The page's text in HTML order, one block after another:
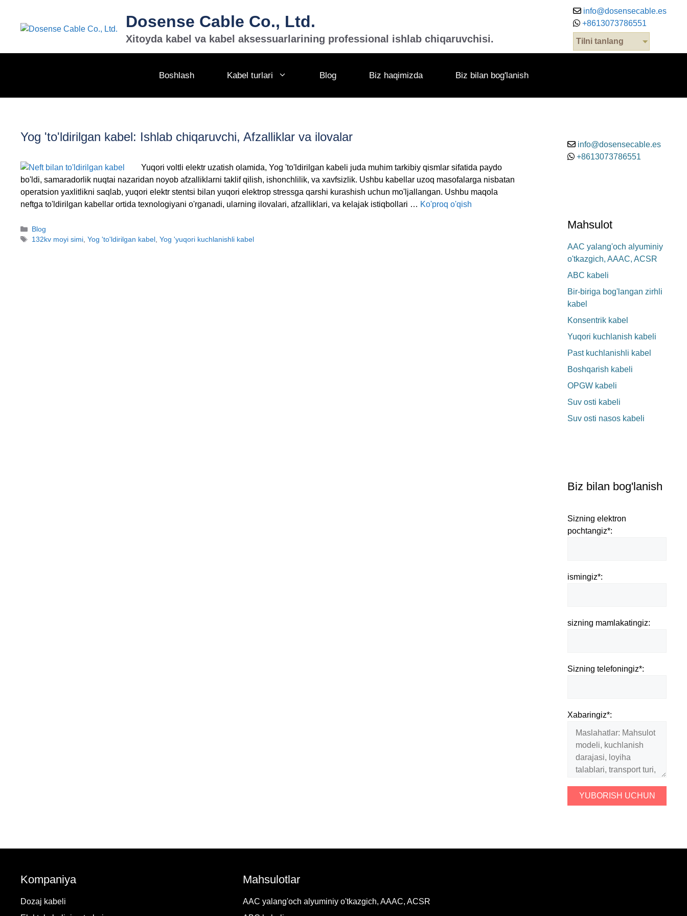
Dosense Cable Co., Ltd.
Xitoyda kabel va kabel aksessuarlarining professional ishlab chiqaruvchisi.
info@dosensecable.es
+8613073786551
Tilni tanlang
Boshlash Kabel turlari Blog Biz haqimizda Biz bilan bog'lanish
Yog 'to'ldirilgan kabel: Ishlab chiqaruvchi, Afzalliklar va ilovalar
Yuqori voltli elektr uzatish olamida, Yog 'to'ldirilgan kabeli juda muhim tarkibiy qismlar sifatida paydo
bo'ldi, samaradorlik nuqtai nazaridan noyob afzalliklarni taklif qilish, ishonchlilik, va xavfsizlik. Ushbu kabellar uzoq masofalarga nisbatan
operatsion yaxlitlikni saqlab, yuqori elektr stentsi bilan yuqori elektrop stressga qarshi kurashish uchun mo'ljallangan. Ushbu maqola
neftga to'ldirilgan kabellar ortida texnologiyani o'rganadi, ularning ilovalari, afzalliklari, va kelajak istiqbollari … Ko'proq o'qish
Kategoriyalar
Blog
Teglar
132kv moyi simi, Yog 'to'ldirilgan kabel , Yog 'yuqori kuchlanishli kabel
info@dosensecable.es
+8613073786551
Mahsulot
AAC yalang'och alyuminiy
o'tkazgich, AAAC, ACSR
ABC kabeli
Bir-biriga bog'langan zirhli
kabel
Konsentrik kabel
Yuqori kuchlanish kabeli
Past kuchlanishli kabel
Boshqarish kabeli
OPGW kabeli
Suv osti kabeli
Suv osti nasos kabeli
Biz bilan bog'lanish
Sizning elektron
pochtangiz*:
ismingiz*:
sizning mamlakatingiz:
Sizning telefoningiz*:
Xabaringiz*:
Kompaniya
Dozaj kabeli
Mahsulotlar
AAC yalang'och alyuminiy o'tkazgich, AAAC, ACSR